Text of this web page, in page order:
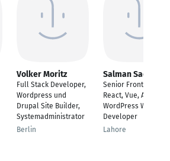
Volker Moritz
Full Stack Developer,
Wordpress und
Drupal Site Builder,
Systemadministrator
Berlin
Salman Saeed
Senior Front-End
React, Vue, Angular &
WordPress Web
Developer
Lahore